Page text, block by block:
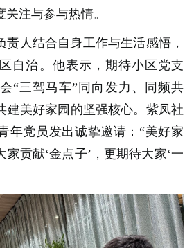
注与参与热情。
责人结合自身工作与生活感悟，
自治。他表示，期待小区党支
“三驾马车”同向发力、同频共
建美好家园的坚强核心。紫凤社
年党员发出诚挚邀请：“美好家
贡献‘金点子’，更期待大家‘一